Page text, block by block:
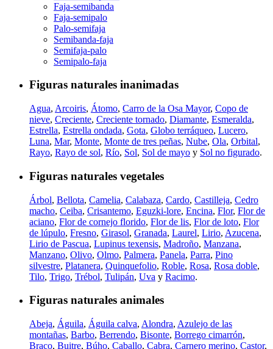
Faja-semibanda
Faja-semipalo
Palo-semifaja
Semibanda-faja
Semifaja-palo
Semipalo-faja
Figuras naturales inanimadas
Agua, Arcoiris, Átomo, Carro de la Osa Mayor, Copo de
nieve, Creciente, Creciente tornado, Diamante, Esmeralda,
Estrella, Estrella ondada, Gota, Globo terráqueo, Lucero,
Luna, Mar, Monte, Monte de tres peñas, Nube, Ola, Orbital,
Rayo, Rayo de sol, Río, Sol, Sol de mayo y Sol no figurado.
Figuras naturales vegetales
Árbol, Bellota, Camelia, Calabaza, Cardo, Castilleja, Cedro
macho, Ceiba, Crisantemo, Eguzki-lore, Encina, Flor, Flor de
aciano, Flor de cornejo florido, Flor de lis, Flor de loto, Flor
de lúpulo, Fresno, Girasol, Granada, Laurel, Lirio, Azucena,
Lirio de Pascua, Lupinus texensis, Madroño, Manzana,
Manzano, Olivo, Olmo, Palmera, Panela, Parra, Pino
silvestre, Platanera, Quinquefolio, Roble, Rosa, Rosa doble,
Tilo, Trigo, Trébol, Tulipán, Uva y Racimo.
Figuras naturales animales
Abeja, Águila, Águila calva, Alondra, Azulejo de las
montañas, Barbo, Berrendo, Bisonte, Borrego cimarrón,
Braco, Buitre, Búho, Caballo, Cabra, Carnero merino, Castor,